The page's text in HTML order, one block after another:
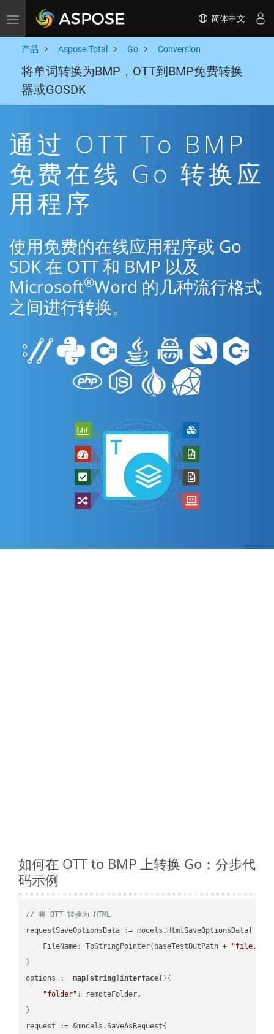
Toggle navigation 简体中文
产品 Aspose.Total Go Conversion
将单词转换为BMP，OTT到BMP免费转换
器或GOSDK
通过 OTT To BMP
免费在线 Go 转换应
用程序
使用免费的在线应用程序或 Go
SDK 在 OTT 和 BMP 以及
Microsoft®Word 的几种流行格式
之间进行转换。
如何在 OTT to BMP 上转换 Go：分步代
码示例
// 将 OTT 转换为 HTML
requestSaveOptionsData := models.HtmlSaveOptionsData{
    FileName: ToStringPointer(baseTestOutPath +
"file.OTT"
}
options := map string ]interface{}{
"folder" : remoteFolder,
}
request := &models.SaveAsRequest{